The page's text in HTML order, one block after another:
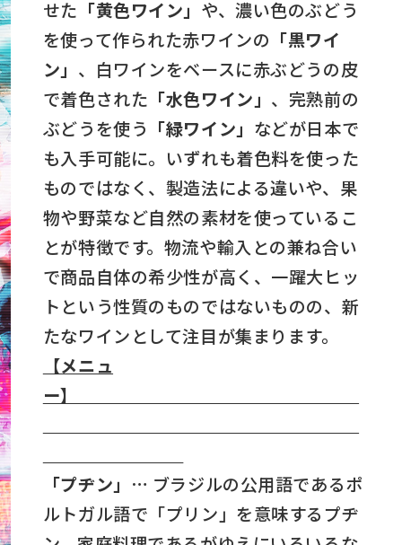
せた 「黄色ワイン」 や、濃い色のぶどう
を使って作られた赤ワインの 「黒ワイ
ン」 、白ワインをベースに赤ぶどうの皮
で着色された 「水色ワイン」 、完熟前の
ぶどうを使う 「緑ワイン」 などが日本で
も入手可能に。いずれも着色料を使った
ものではなく、製造法による違いや、果
物や野菜など自然の素材を使っているこ
とが特徴です。物流や輸入との兼ね合い
で商品自体の希少性が高く、一躍大ヒッ
トという性質のものではないものの、新
たなワインとして注目が集まります。
【メニュ
ー】
「プヂン」… ブラジルの公用語であるポ
ルトガル語で「プリン」を意味するプヂ